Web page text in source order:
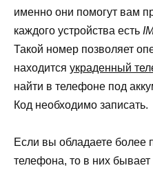
именно они помогут вам
каждого устройства есть
Такой номер позволяет
находится украденный
найти в телефоне под
Код необходимо записать.
Если вы обладаете более
телефона, то в них